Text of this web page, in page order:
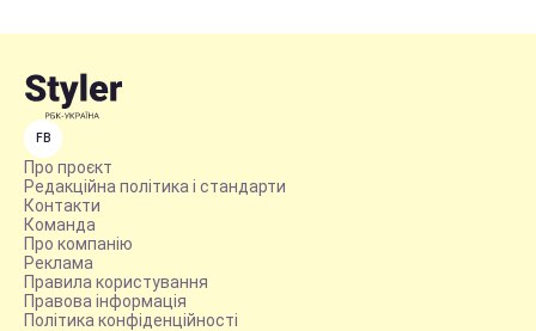
FB
Про проєкт
Редакційна політика і стандарти
Контакти
Команда
Про компанію
Реклама
Правила користування
Правова інформація
Політика конфіденційності